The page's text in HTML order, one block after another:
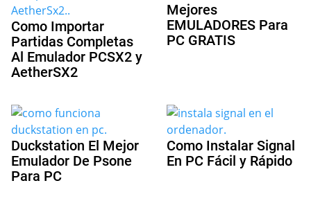
Como Importar
Partidas Completas
Al Emulador PCSX2 y
AetherSX2
Mejores
EMULADORES Para
PC GRATIS
Duckstation El Mejor
Emulador De Psone
Para PC
Como Instalar Signal
En PC Fácil y Rápido